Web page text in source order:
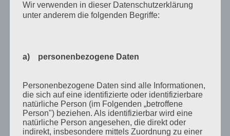
April 2013
Juli 2012
April 2012
Februar 2012
November 2011
Wir verwenden in dieser Datenschutzerklärung
unter anderem die folgenden Begriffe:
a) personenbezogene Daten
Personenbezogene Daten sind alle Informationen,
die sich auf eine identifizierte oder identifizierbare
natürliche Person (im Folgenden „betroffene
Person") beziehen. Als identifizierbar wird eine
natürliche Person angesehen, die direkt oder
indirekt, insbesondere mittels Zuordnung zu einer